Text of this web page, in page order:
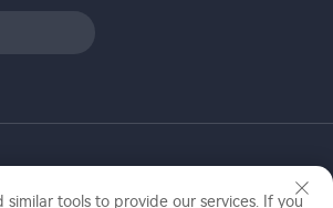
Jiadele Technology Co, Ltd. Alle
similar tools to provide our services. If you